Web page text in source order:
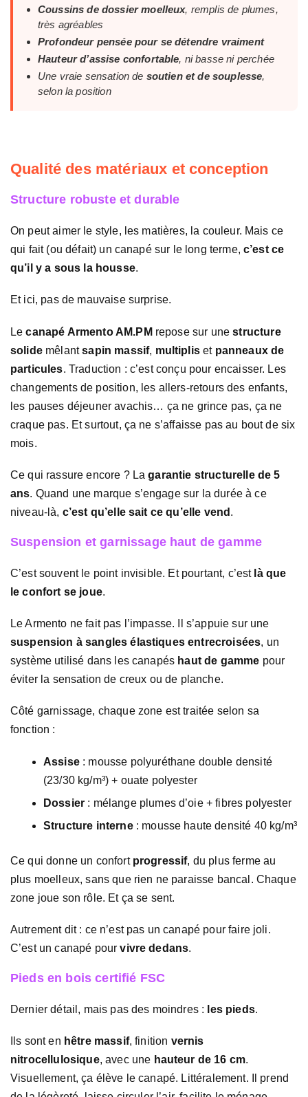
Coussins de dossier moelleux, remplis de plumes,
très agréables
Profondeur pensée pour se détendre vraiment
Hauteur d’assise confortable, ni basse ni perchée
Une vraie sensation de soutien et de souplesse,
selon la position
Qualité des matériaux et conception
Structure robuste et durable
On peut aimer le style, les matières, la couleur. Mais ce
qui fait (ou défait) un canapé sur le long terme,c’est ce
qu’il y a sous la housse.
Et ici, pas de mauvaise surprise.
Lecanapé Armento AM.PM repose sur unestructure
solidemêlantsapin massif, multipliset panneaux de
particules. Traduction : c’est conçu pour encaisser. Les
changements de position, les allers-retours des enfants,
les pauses déjeuner avachis… ça ne grince pas, ça ne
craque pas. Et surtout, ça ne s’affaisse pas au bout de six
mois.
Ce qui rassure encore ? Lagarantie structurelle de 5
ans. Quand une marque s’engage sur la durée à ce
niveau-là, c’est qu’elle sait ce qu’elle vend .
Suspension et garnissage haut de gamme
C’est souvent le point invisible. Et pourtant, c’est là que
le confort se joue.
Le Armento ne fait pas l’impasse. Il s’appuie sur une
suspension à sangles élastiques entrecroisées, un
système utilisé dans les canapés haut de gamme pour
éviter la sensation de creux ou de planche.
Côté garnissage, chaque zone est traitée selon sa
fonction :
Assise: mousse polyuréthane double densité
(23/30 kg/m³) + ouate polyester
Dossier : mélange plumes d’oie + fibres polyester
Structure interne: mousse haute densité 40 kg/m³
Ce qui donne un confort progressif, du plus ferme au
plus moelleux, sans que rien ne paraisse bancal. Chaque
zone joue son rôle. Et ça se sent.
Autrement dit : ce n’est pas un canapé pour faire joli.
C’est un canapé pourvivre dedans.
Pieds en bois certifié FSC
Dernier détail, mais pas des moindres : les pieds.
Ils sont en hêtre massif, finition vernis
nitrocellulosique, avec une hauteur de 16 cm.
Visuellement, ça élève le canapé. Littéralement. Il prend